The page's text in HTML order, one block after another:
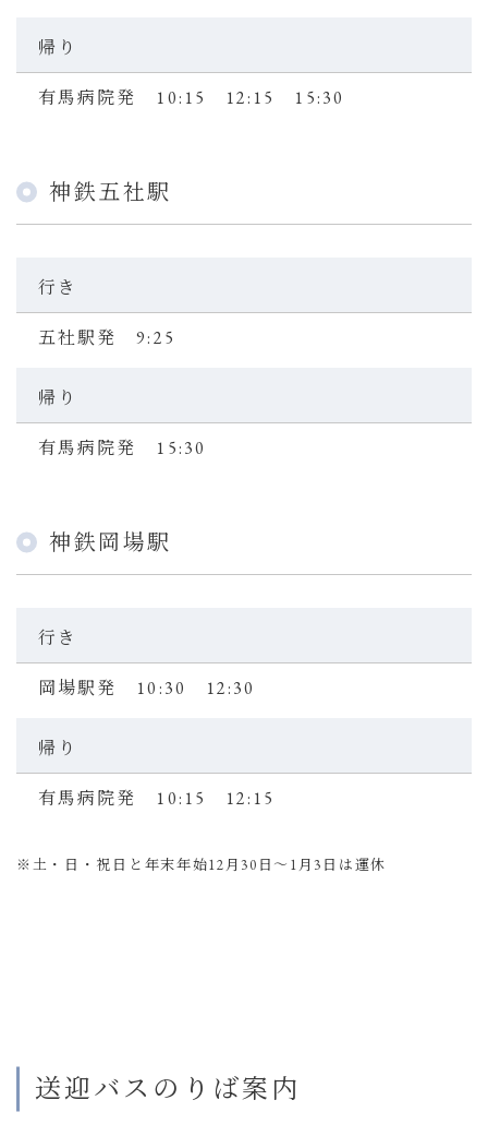
帰り
有馬病院発 10:15 12:15 15:30
神鉄五社駅
行き
五社駅発 9:25
帰り
有馬病院発 15:30
神鉄岡場駅
行き
岡場駅発 10:30 12:30
帰り
有馬病院発 10:15 12:15
※土・日・祝日と年末年始12月30日～1月3日は運休
送迎バスのりば案内